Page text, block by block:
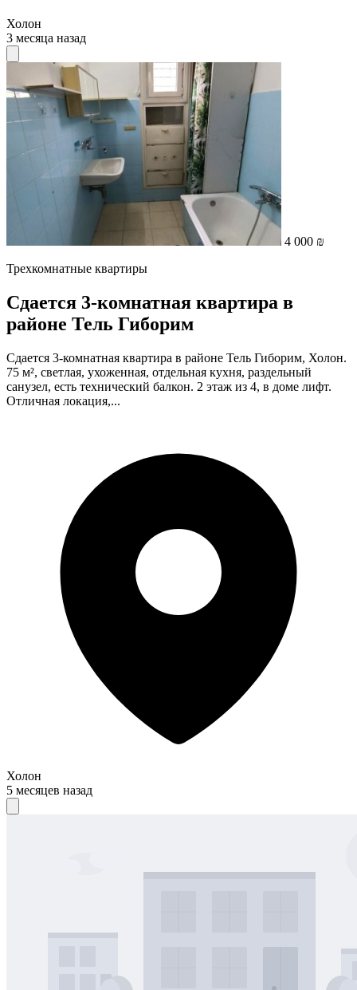
Холон
3 месяца назад
4 000 ₪
Трехкомнатные квартиры
Сдается 3-комнатная квартира в
районе Тель Гиборим
Сдается 3-комнатная квартира в районе Тель Гиборим, Холон.
75 м², светлая, ухоженная, отдельная кухня, раздельный
санузел, есть технический балкон. 2 этаж из 4, в доме лифт.
Отличная локация,...
Холон
5 месяцев назад